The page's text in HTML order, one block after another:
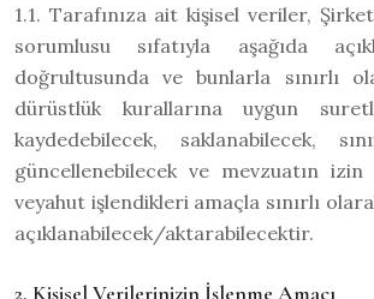
1.1. Tarafınıza ait kişisel veriler,
sorumlusu sıfatıyla aşağıda
doğrultusunda ve bunlarla sınırlı
dürüstlük kurallarına uygun
kaydedebilecek, saklanabilecek,
güncellenebilecek ve mevzuatın
veyahut işlendikleri amaçla sınırlı
açıklanabilecek/aktarabilecektir.
2. Kişisel Verilerinizin İşlenme Amacı